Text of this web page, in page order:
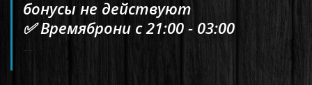
бонусы не действуют
✅ Времяброни с 21:00 - 03:00
--